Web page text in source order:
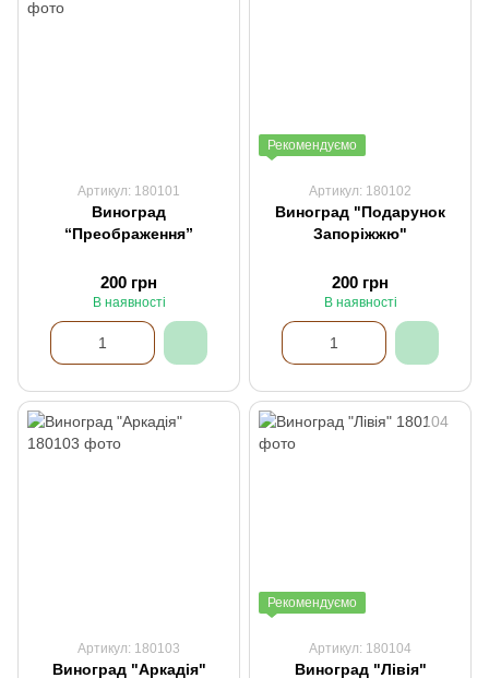
Артикул: 180101
Виноград
“Преображення”
200 грн
В наявності
Рекомендуємо
Артикул: 180102
Виноград "Подарунок
Запоріжжю"
200 грн
В наявності
Артикул: 180103
Виноград "Аркадія"
Рекомендуємо
Артикул: 180104
Виноград "Лівія"